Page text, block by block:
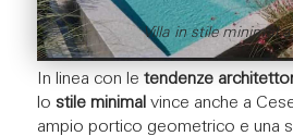
Villa in stile minimal a
In linea con le tendenze
lo stile minimal vince anche a
ampio portico geometrico e una